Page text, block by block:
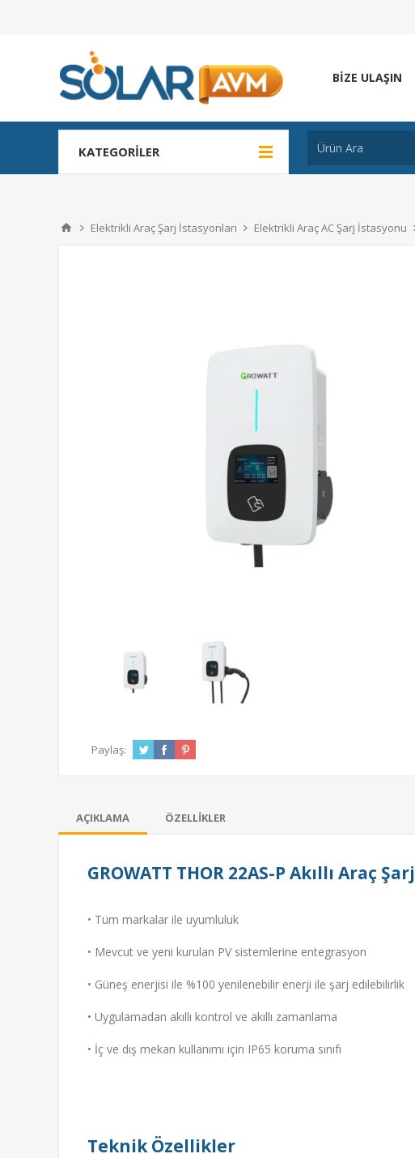
BIZE ULAŞIN
KATEGORILER
Elektrikli Araç Şarj İstasyonları Elektrikli Araç AC Şarj İstasyonu
Paylaş:
AÇIKLAMA ÖZELLIKLER
GROWATT THOR 22AS-P Akıllı Araç
• Tüm markalar ile uyumluluk
• Mevcut ve yeni kurulan PV sistemlerine entegrasyon
• Güneş enerjisi ile %100 yenilenebilir enerji ile şarj edilebilirlik
• Uygulamadan akıllı kontrol ve akıllı zamanlama
• İç ve dış mekan kullanımı için IP65 koruma sınıfı
Teknik Özellikler